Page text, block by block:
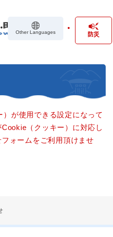
Other Languages 防災
が使用できる設定になって
（クッキー）に対応し
ォームをご利用頂けませ